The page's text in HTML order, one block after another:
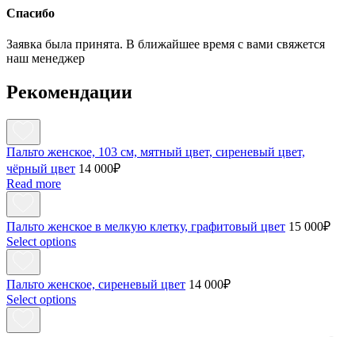
Спасибо
Заявка была принята. В ближайшее время с вами свяжется
наш менеджер
Рекомендации
Пальто женское, 103 см, мятный цвет, сиреневый цвет,
чёрный цвет 14 000₽
Read more
Пальто женское в мелкую клетку, графитовый цвет 15 000₽
Select options
Пальто женское, сиреневый цвет 14 000₽
Select options